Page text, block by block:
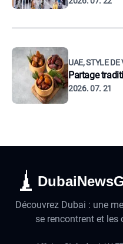
UAE, STYLE DE
Partage
2026. 07. 21
Découvrez Dubai : une
se rencontrent et